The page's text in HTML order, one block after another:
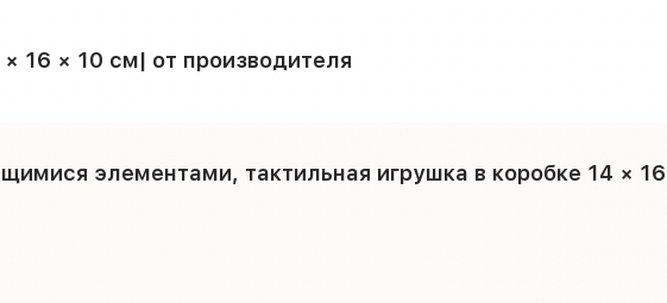
× 16 × 10 см| от производителя
элементами, тактильная игрушка в коробке 14 × 16